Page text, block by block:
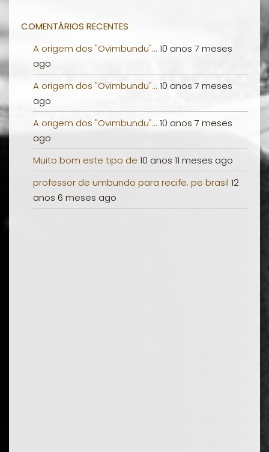
COMENTÁRIOS RECENTES
A origem dos "Ovimbundu"... 10 anos 7 meses
ago
A origem dos "Ovimbundu"... 10 anos 7 meses
ago
A origem dos "Ovimbundu"... 10 anos 7 meses
ago
Muito bom este tipo de 10 anos 11 meses ago
professor de umbundo para recife. pe brasil 12
anos 6 meses ago